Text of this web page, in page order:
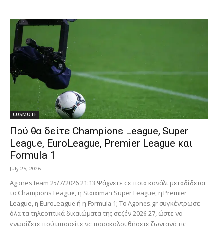
COSMOTE
Πού θα δείτε Champions League, Super
League, EuroLeague, Premier League και
Formula 1
July 25, 2026
Agones team 25/7/2026 21:13 Ψάχνετε σε ποιο κανάλι μεταδίδεται
το Champions League, η Stoiximan Super League, η Premier
League, η EuroLeague ή η Formula 1; Το Agones.gr συγκέντρωσε
όλα τα τηλεοπτικά δικαιώματα της σεζόν 2026-27, ώστε να
γνωρίζετε πού μπορείτε να παρακολουθήσετε ζωντανά τις